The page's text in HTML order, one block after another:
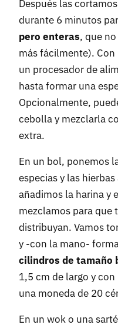
Después las
durante 6 minutos
pero enteras, que
más fácilmente).
un procesador de
hasta formar una
Opcionalmente,
cebolla y mezclarla
extra.
En un bol, ponemos
especias y las
añadimos la harina y
mezclamos para que
distribuyan. Vamos
y -con la mano-
cilindros de tamaño
1,5 cm de largo y
una moneda de 20
En un wok o una